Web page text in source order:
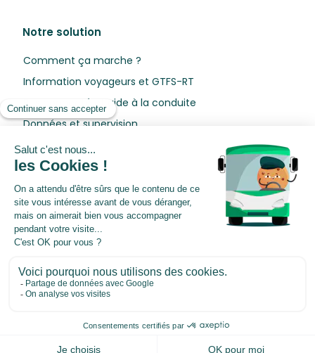
Notre solution
Comment ça marche ?
Information voyageurs et GTFS-RT
Bus connecté et aide à la conduite
Données et supervision
Notre accompagnement
Intégrations
Ressources
Blog
Webinars
Centre de préférences